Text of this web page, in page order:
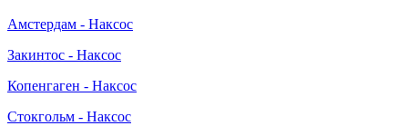
Амстердам - Наксос
Закинтос - Наксос
Копенгаген - Наксос
Стокгольм - Наксос